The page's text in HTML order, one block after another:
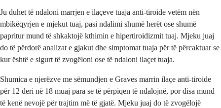
Ju duhet të ndaloni marrjen e ilaçeve tuaja anti-tiroide vetëm nën
mbikëqyrjen e mjekut tuaj, pasi ndalimi shumë herët ose shumë
papritur mund të shkaktojë kthimin e hipertiroidizmit tuaj. Mjeku juaj
do të përdorë analizat e gjakut dhe simptomat tuaja për të përcaktuar se
kur është e sigurt të zvogëloni ose të ndaloni ilaçet tuaja.
Shumica e njerëzve me sëmundjen e Graves marrin ilaçe anti-tiroide
për 12 deri në 18 muaj para se të përpiqen të ndalojnë, por disa mund
të kenë nevojë për trajtim më të gjatë. Mjeku juaj do të zvogëlojë